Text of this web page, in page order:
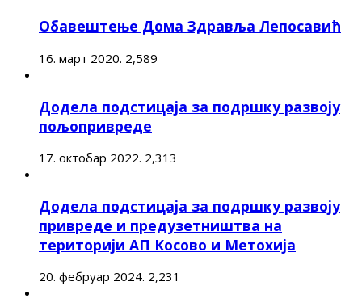
Обавештење Дома Здравља Лепосавић
16. март 2020. 2,589
Додела подстицаја за подршку развоју
пољопривреде
17. октобар 2022. 2,313
Додела подстицаја за подршку развоју
привреде и предузетништва на
територији АП Косово и Метохија
20. фебруар 2024. 2,231